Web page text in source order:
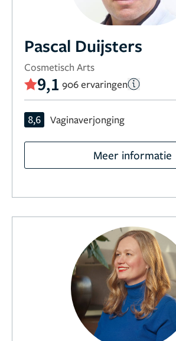
Pascal Duijsters
Cosmetisch Arts
9,1 906 ervaringen
8,6 Vaginaverjonging
Meer informatie